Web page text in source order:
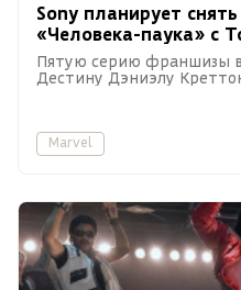
Sony планирует
«Человека-паука» с
Пятую серию франшизы
Дестину Дэниэлу
Marvel